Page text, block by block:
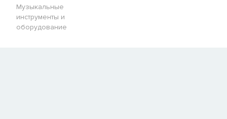
Музыкальные
инструменты и
оборудование